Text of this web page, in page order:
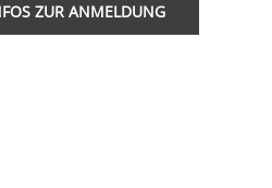
ZUR ANMELDUNG